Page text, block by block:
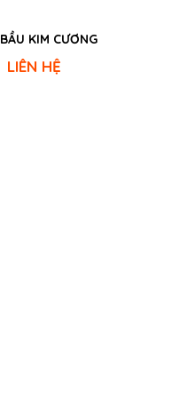
KIM CƯƠNG
LIÊN HỆ